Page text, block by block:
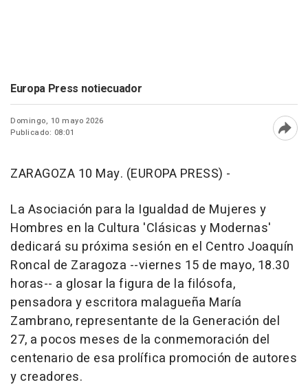
Europa Press notiecuador
Domingo, 10 mayo 2026
Publicado: 08:01
ZARAGOZA 10 May. (EUROPA PRESS) -
La Asociación para la Igualdad de Mujeres y
Hombres en la Cultura 'Clásicas y Modernas'
dedicará su próxima sesión en el Centro Joaquín
Roncal de Zaragoza --viernes 15 de mayo, 18.30
horas-- a glosar la figura de la filósofa,
pensadora y escritora malagueña María
Zambrano, representante de la Generación del
27, a pocos meses de la conmemoración del
centenario de esa prolífica promoción de autores
y creadores.